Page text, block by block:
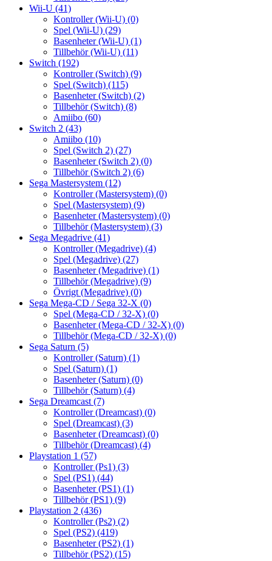
Wii-U (41)
Kontroller (Wii-U) (0)
Spel (Wii-U) (29)
Basenheter (Wii-U) (1)
Tillbehör (Wii-U) (11)
Switch (192)
Kontroller (Switch) (9)
Spel (Switch) (115)
Basenheter (Switch) (2)
Tillbehör (Switch) (8)
Amiibo (60)
Switch 2 (43)
Amiibo (10)
Spel (Switch 2) (27)
Basenheter (Switch 2) (0)
Tillbehör (Switch 2) (6)
Sega Mastersystem (12)
Kontroller (Mastersystem) (0)
Spel (Mastersystem) (9)
Basenheter (Mastersystem) (0)
Tillbehör (Mastersystem) (3)
Sega Megadrive (41)
Kontroller (Megadrive) (4)
Spel (Megadrive) (27)
Basenheter (Megadrive) (1)
Tillbehör (Megadrive) (9)
Övrigt (Megadrive) (0)
Sega Mega-CD / Sega 32-X (0)
Spel (Mega-CD / 32-X) (0)
Basenheter (Mega-CD / 32-X) (0)
Tillbehör (Mega-CD / 32-X) (0)
Sega Saturn (5)
Kontroller (Saturn) (1)
Spel (Saturn) (1)
Basenheter (Saturn) (0)
Tillbehör (Saturn) (4)
Sega Dreamcast (7)
Kontroller (Dreamcast) (0)
Spel (Dreamcast) (3)
Basenheter (Dreamcast) (0)
Tillbehör (Dreamcast) (4)
Playstation 1 (57)
Kontroller (Ps1) (3)
Spel (PS1) (44)
Basenheter (PS1) (1)
Tillbehör (PS1) (9)
Playstation 2 (436)
Kontroller (Ps2) (2)
Spel (PS2) (419)
Basenheter (PS2) (1)
Tillbehör (PS2) (15)